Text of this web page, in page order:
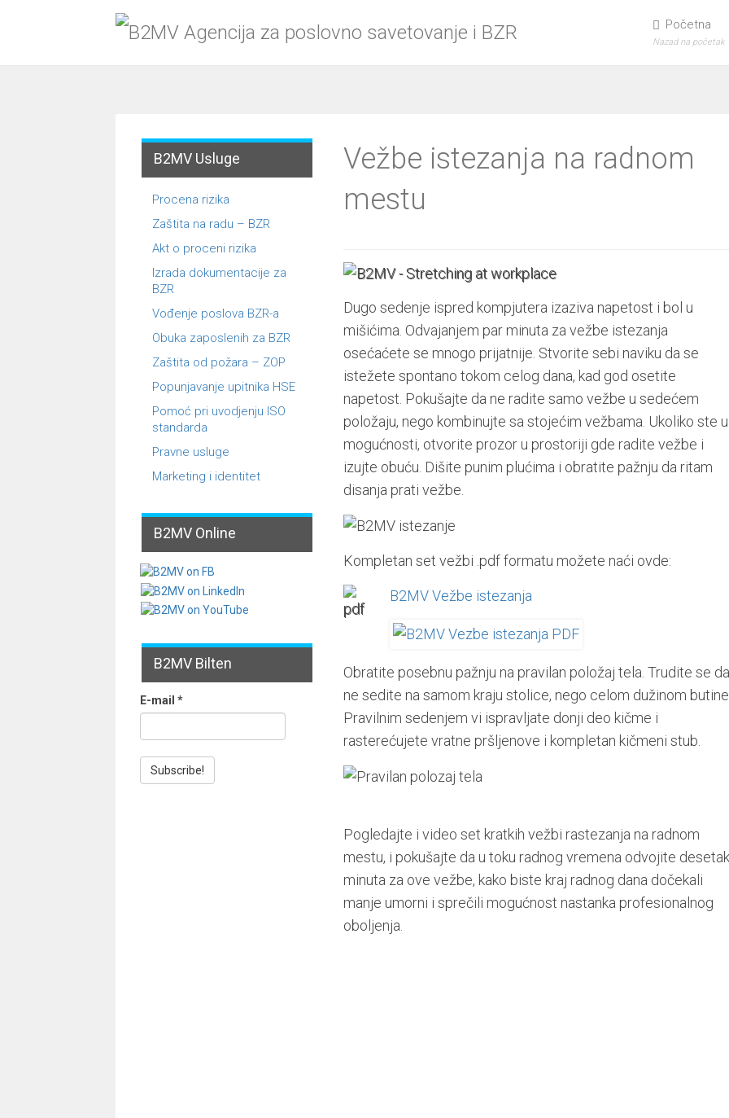
Menu Početna
Nazad na početak
Vežbe istezanja na radnom
mestu
Dugo sedenje ispred kompjutera izaziva napetost i bol u
mišićima. Odvajanjem par minuta za vežbe istezanja
osećaćete se mnogo prijatnije. Stvorite sebi naviku da se
istežete spontano tokom celog dana, kad god osetite
napetost. Pokušajte da ne radite samo vežbe u sedećem
položaju, nego kombinujte sa stojećim vežbama. Ukoliko ste u
mogućnosti, otvorite prozor u prostoriji gde radite vežbe i
izujte obuću. Dišite punim plućima i obratite pažnju da ritam
disanja prati vežbe.
Kompletan set vežbi .pdf formatu možete naći ovde:
B2MV Vežbe istezanja
Obratite posebnu pažnju na pravilan položaj tela. Trudite se da
ne sedite na samom kraju stolice, nego celom dužinom
Pravilnim sedenjem vi ispravljate donji deo kičme i
rasterećujete vratne pršljenove i kompletan kičmeni stub.
Pogledajte i video set kratkih vežbi rastezanja na radnom
mestu, i pokušajte da u toku radnog vremena odvojite desetak
minuta za ove vežbe, kako biste kraj radnog dana dočekali
manje umorni i sprečili mogućnost nastanka profesionalnog
oboljenja.
B2MV Usluge
Procena rizika
Zaštita na radu – BZR
Akt o proceni rizika
Izrada dokumentacije za
BZR
Vođenje poslova BZR-a
Obuka zaposlenih za BZR
Zaštita od požara – ZOP
Popunjavanje upitnika HSE
Pomoć pri uvodjenju ISO
standarda
Pravne usluge
Marketing i identitet
B2MV Online
B2MV Bilten
E-mail *